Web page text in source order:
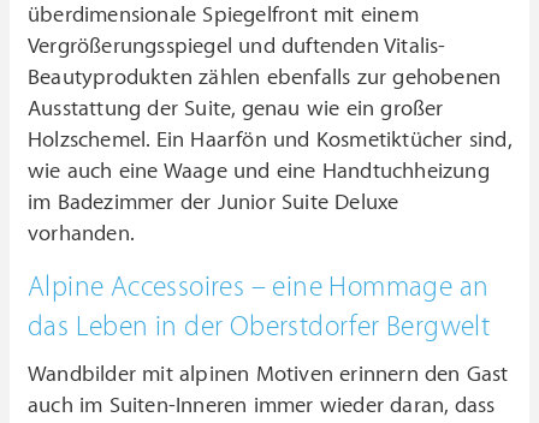
überdimensionale Spiegelfront mit einem
Vergrößerungsspiegel und duftenden Vitalis-
Beautyprodukten zählen ebenfalls zur gehobenen
Ausstattung der Suite, genau wie ein großer
Holzschemel. Ein Haarfön und Kosmetiktücher sind,
wie auch eine Waage und eine Handtuchheizung
im Badezimmer der Junior Suite Deluxe
vorhanden.
Alpine Accessoires – eine Hommage an
das Leben in der Oberstdorfer Bergwelt
Wandbilder mit alpinen Motiven erinnern den Gast
auch im Suiten-Inneren immer wieder daran, dass